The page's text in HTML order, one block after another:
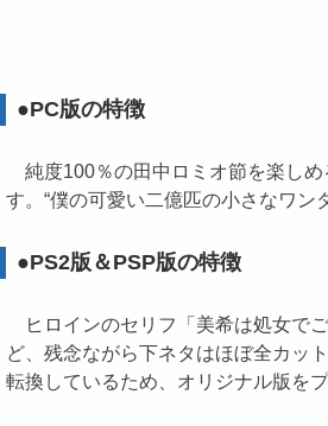
●PC版の特徴
純度100％の田中ロミオ節を楽しめ
す。“僕の可愛い二億匹の小さなワン
●PS2版＆PSP版の特徴
ヒロインのセリフ「美希は処女で
ど、残念ながら下ネタはほぼ全カッ
転換しているため、オリジナル版を